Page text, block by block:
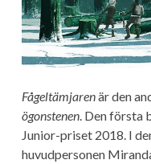
Fågeltämjarenär den
ögonstenen. Den första
Junior-priset 2018. I
huvudpersonen